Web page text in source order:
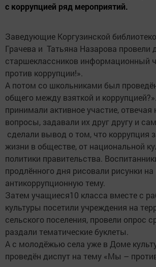
с коррупцией ряд мероприятий.
Заведующие Коргузинской
Грачева и Татьяна Назарова провели
старшеклассников информационный
против коррупции!».
А потом со школьниками был
общего между взяткой и
принимали активное участие,
вопросы, задавали их друг другу и
сделали вывод о том, что коррупция
жизни в обществе, от национальной
политики правительства.
продлённого дня рисовали рисунки на
антикоррупционную тему.
Затем учащиеся10 класса вместе с
культуры посетили учреждения на
сельского поселения, провели опрос
раздали тематические буклеты.
А с молодёжью села уже в Доме
проведён диспут на тему «Мы –